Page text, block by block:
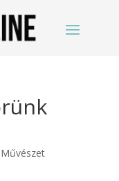
Művészet